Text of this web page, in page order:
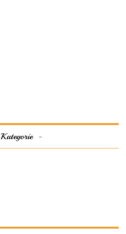
Kategorie